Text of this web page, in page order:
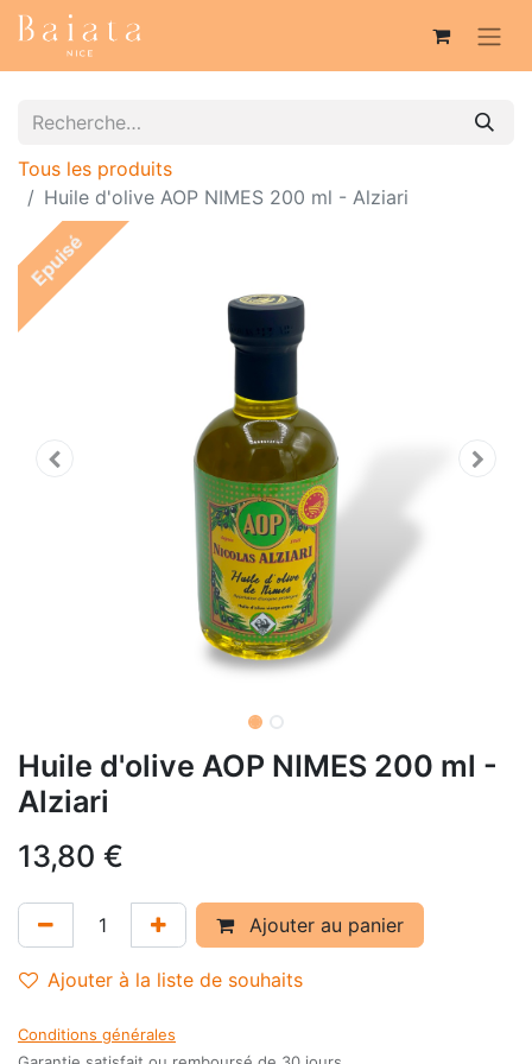
Tous les produits
Huile d'olive AOP NIMES 200 ml - Alziari
Epuisé
Huile d'olive AOP NIMES 200 ml -
Alziari
13,80 €
Ajouter au panier
Ajouter à la liste de souhaits
Conditions générales